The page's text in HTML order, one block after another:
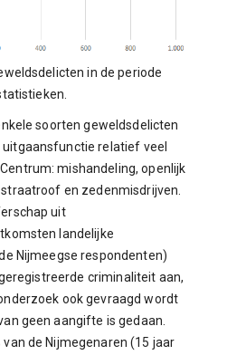
in de periode
soorten geweldsdelicten
relatief veel
mishandeling, openlijk
en zedenmisdrijven.
uit
landelijke
Nijmeegse respondenten)
criminaliteit aan,
ook gevraagd wordt
geen aangifte is gedaan.
de Nijmegenaren (15 jaar